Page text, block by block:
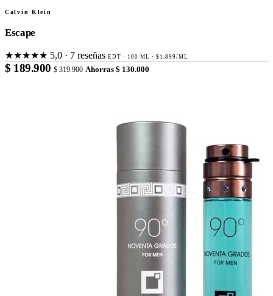
Calvin Klein
Escape
★★★★★ 5,0 · 7 reseñas EDT · 100 ML · $1.899/ML
$ 189.900 $ 319.900 Ahorras $ 130.000